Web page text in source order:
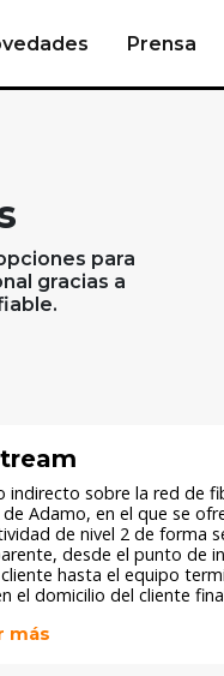
Prensa
para
gracias a
indirecto sobre la red de
de Adamo, en el que se
de nivel 2 de forma
desde el punto de
hasta el equipo
el domicilio del cliente
más